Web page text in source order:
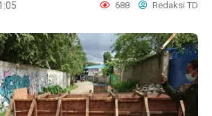
688 Redaksi TD